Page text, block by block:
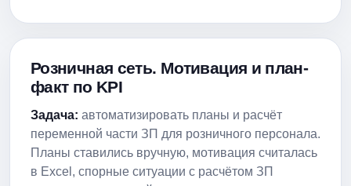
Розничная сеть. Мотивация и план-
факт по KPI
Задача: автоматизировать планы и расчёт
переменной части ЗП для розничного персонала.
Планы ставились вручную, мотивация считалась
в Excel, спорные ситуации с расчётом ЗП